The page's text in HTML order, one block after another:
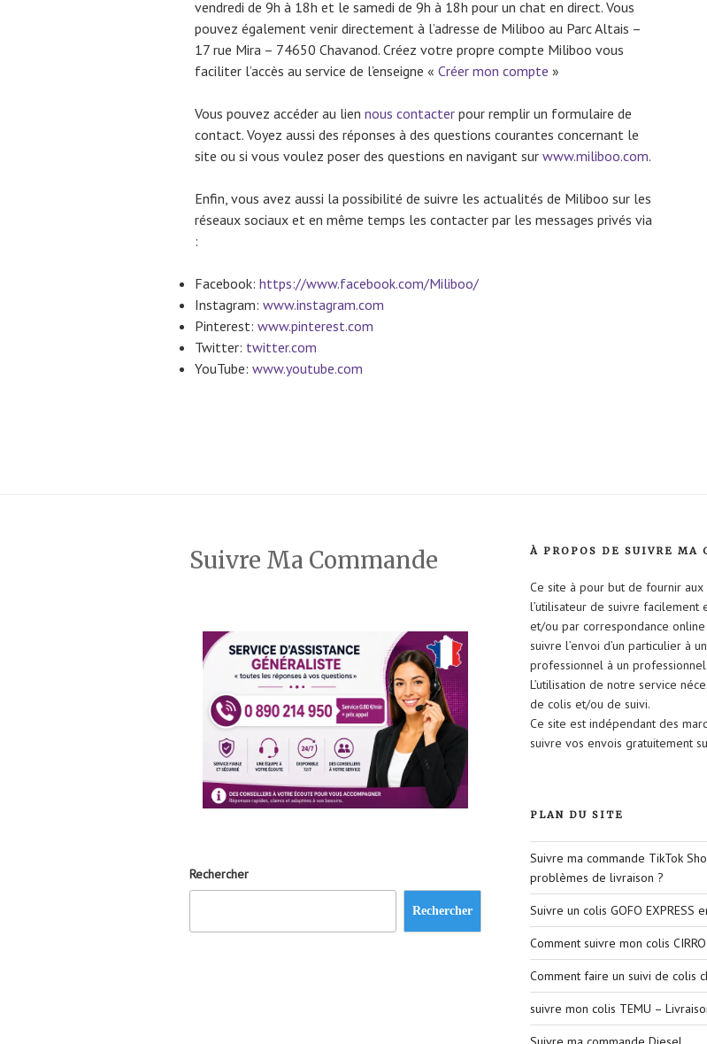
vendredi de 9h à 18h et le samedi de 9h à 18h pour un chat en direct. Vous
pouvez également venir directement à l’adresse de Miliboo au Parc Altais –
17 rue Mira – 74650 Chavanod. Créez votre propre compte Miliboo vous
faciliter l’accès au service de l’enseigne « Créer mon compte »
Vous pouvez accéder au lien nous contacter pour remplir un formulaire de
contact. Voyez aussi des réponses à des questions courantes concernant le
site ou si vous voulez poser des questions en navigant sur www.miliboo.com.
Enfin, vous avez aussi la possibilité de suivre les actualités de Miliboo sur les
réseaux sociaux et en même temps les contacter par les messages privés via
:
Facebook: https://www.facebook.com/Miliboo/
Instagram: www.instagram.com
Pinterest: www.pinterest.com
Twitter: twitter.com
YouTube: www.youtube.com
Suivre Ma Commande
Rechercher
Rechercher
À PROPOS DE SUIVRE MA
Ce site à pour but de fournir
l’utilisateur de suivre
et/ou par correspondance
suivre l’envoi d’un particulier à
professionnel à un professionnel.
L’utilisation de notre service
de colis et/ou de suivi.
Ce site est indépendant des
suivre vos envois gratuitement
PLAN DU SITE
Suivre ma commande TikTok
problèmes de livraison ?
Suivre un colis GOFO EXPRESS
Comment suivre mon colis
Comment faire un suivi de colis
suivre mon colis TEMU –